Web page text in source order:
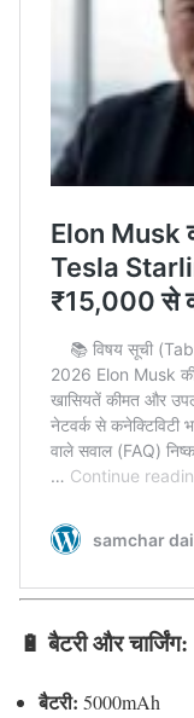
🔋बैटरी और चार्जिंग:
बैटरी: 5000mAh